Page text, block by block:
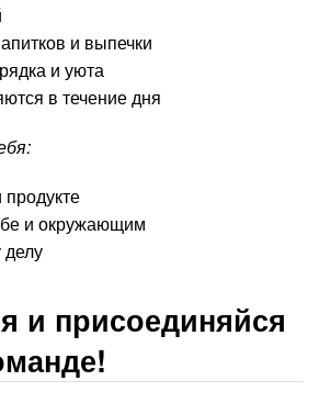
и выпечки
и уюта
в течение дня
и окружающим
и присоединяйся